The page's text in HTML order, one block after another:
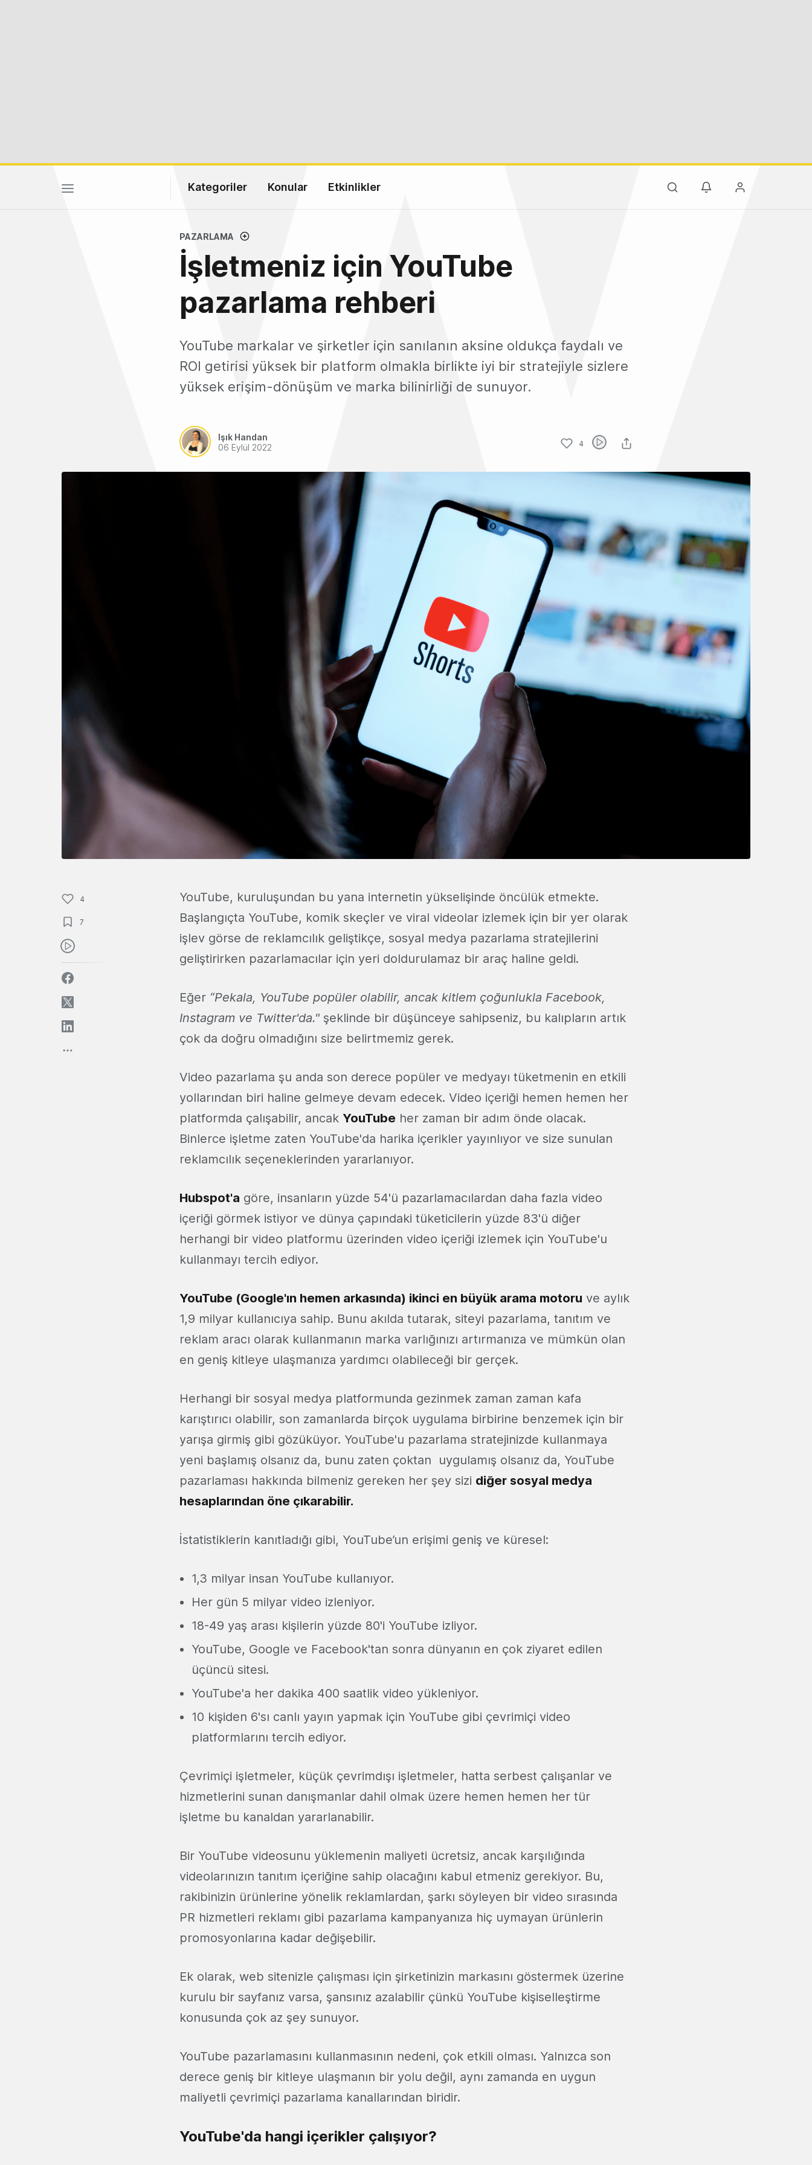
Kategoriler Konular Etkinlikler
PAZARLAMA
İşletmeniz için YouTube
pazarlama rehberi
YouTube markalar ve şirketler için sanılanın aksine oldukça faydalı ve
ROI getirisi yüksek bir platform olmakla birlikte iyi bir stratejiyle sizlere
yüksek erişim-dönüşüm ve marka bilinirliği de sunuyor.
Işık Handan
06 Eylül 2022
4
4
7
YouTube, kuruluşundan bu yana internetin yükselişinde öncülük etmekte.
Başlangıçta YouTube, komik skeçler ve viral videolar izlemek için bir yer olarak
işlev görse de reklamcılık geliştikçe, sosyal medya pazarlama stratejilerini
geliştirirken pazarlamacılar için yeri doldurulamaz bir araç haline geldi.
Eğer “Pekala, YouTube popüler olabilir, ancak kitlem çoğunlukla Facebook,
Instagram ve Twitter'da." şeklinde bir düşünceye sahipseniz, bu kalıpların artık
çok da doğru olmadığını size belirtmemiz gerek.
Video pazarlama şu anda son derece popüler ve medyayı tüketmenin en etkili
yollarından biri haline gelmeye devam edecek. Video içeriği hemen hemen her
platformda çalışabilir, ancak YouTube her zaman bir adım önde olacak.
Binlerce işletme zaten YouTube'da harika içerikler yayınlıyor ve size sunulan
reklamcılık seçeneklerinden yararlanıyor.
Hubspot'a göre, insanların yüzde 54'ü pazarlamacılardan daha fazla video
içeriği görmek istiyor ve dünya çapındaki tüketicilerin yüzde 83'ü diğer
herhangi bir video platformu üzerinden video içeriği izlemek için YouTube'u
kullanmayı tercih ediyor.
YouTube (Google'ın hemen arkasında) ikinci en büyük arama motoru ve aylık
1,9 milyar kullanıcıya sahip. Bunu akılda tutarak, siteyi pazarlama, tanıtım ve
reklam aracı olarak kullanmanın marka varlığınızı artırmanıza ve mümkün olan
en geniş kitleye ulaşmanıza yardımcı olabileceği bir gerçek.
Herhangi bir sosyal medya platformunda gezinmek zaman zaman kafa
karıştırıcı olabilir, son zamanlarda birçok uygulama birbirine benzemek için bir
yarışa girmiş gibi gözüküyor. YouTube'u pazarlama stratejinizde kullanmaya
yeni başlamış olsanız da, bunu zaten çoktan uygulamış olsanız da, YouTube
pazarlaması hakkında bilmeniz gereken her şey sizi diğer sosyal medya
hesaplarından öne çıkarabilir.
İstatistiklerin kanıtladığı gibi, YouTube’un erişimi geniş ve küresel:
1,3 milyar insan YouTube kullanıyor.
Her gün 5 milyar video izleniyor.
18-49 yaş arası kişilerin yüzde 80'i YouTube izliyor.
YouTube, Google ve Facebook'tan sonra dünyanın en çok ziyaret edilen
üçüncü sitesi.
YouTube'a her dakika 400 saatlik video yükleniyor.
10 kişiden 6'sı canlı yayın yapmak için YouTube gibi çevrimiçi video
platformlarını tercih ediyor.
Çevrimiçi işletmeler, küçük çevrimdışı işletmeler, hatta serbest çalışanlar ve
hizmetlerini sunan danışmanlar dahil olmak üzere hemen hemen her tür
işletme bu kanaldan yararlanabilir.
Bir YouTube videosunu yüklemenin maliyeti ücretsiz, ancak karşılığında
videolarınızın tanıtım içeriğine sahip olacağını kabul etmeniz gerekiyor. Bu,
rakibinizin ürünlerine yönelik reklamlardan, şarkı söyleyen bir video sırasında
PR hizmetleri reklamı gibi pazarlama kampanyanıza hiç uymayan ürünlerin
promosyonlarına kadar değişebilir.
Ek olarak, web sitenizle çalışması için şirketinizin markasını göstermek üzerine
kurulu bir sayfanız varsa, şansınız azalabilir çünkü YouTube kişiselleştirme
konusunda çok az şey sunuyor.
YouTube pazarlamasını kullanmasının nedeni, çok etkili olması. Yalnızca son
derece geniş bir kitleye ulaşmanın bir yolu değil, aynı zamanda en uygun
maliyetli çevrimiçi pazarlama kanallarından biridir.
YouTube'da hangi içerikler çalışıyor?